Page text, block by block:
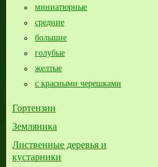
миниатюрные
средние
большие​
голубые
желтые
с красными черешками
Гортензии
Земляника
Лиственные деревья и
кустарники